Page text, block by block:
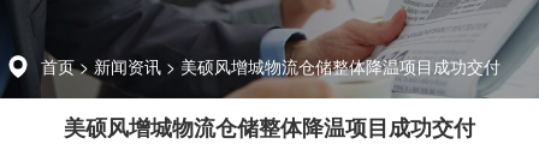
首页> 新闻资讯 > 美硕风增城物流仓储整体降温项目成功交付
美硕风增城物流仓储整体降温项目成功交付